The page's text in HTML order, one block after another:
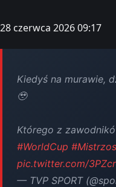
28 czerwca 2026 09:17
Kiedyś na murawie,
🥹
Którego z
#WorldCup
pic.twitter.com/
— TVP SPORT